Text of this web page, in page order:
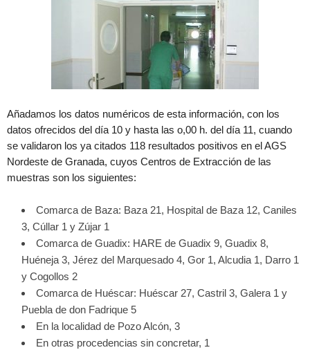
Añadamos los datos numéricos de esta información, con los
datos ofrecidos del día 10 y hasta las o,00 h. del día 11, cuando
se validaron los ya citados 118 resultados positivos en el AGS
Nordeste de Granada, cuyos Centros de Extracción de las
muestras son los siguientes:
Comarca de Baza: Baza 21, Hospital de Baza 12, Caniles
3, Cúllar 1 y Zújar 1
Comarca de Guadix: HARE de Guadix 9, Guadix 8,
Huéneja 3, Jérez del Marquesado 4, Gor 1, Alcudia 1, Darro 1
y Cogollos 2
Comarca de Huéscar: Huéscar 27, Castril 3, Galera 1 y
Puebla de don Fadrique 5
En la localidad de Pozo Alcón, 3
En otras procedencias sin concretar, 1